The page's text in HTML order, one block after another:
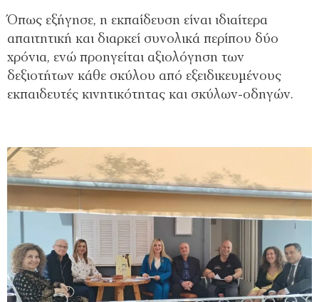
Όπως εξήγησε, η εκπαίδευση είναι ιδιαίτερα
απαιτητική και διαρκεί συνολικά περίπου δύο
χρόνια, ενώ προηγείται αξιολόγηση των
δεξιοτήτων κάθε σκύλου από εξειδικευμένους
εκπαιδευτές κινητικότητας και σκύλων-οδηγών.